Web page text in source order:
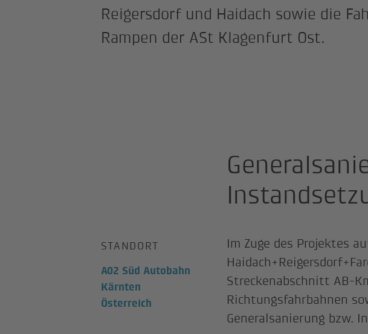
Reigersdorf und Haidach sowie die
Rampen der ASt Klagenfurt Ost.
STANDORT
A02 Süd Autobahn
Kärnten
Österreich
Im Zuge des Projektes
Streckenabschnitt AB-
Richtungsfahrbahnen
Generalsanierung bzw.